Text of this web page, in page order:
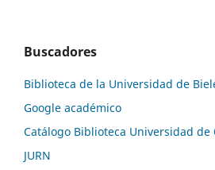
Buscadores
Biblioteca de la Universidad de
Google académico
Catálogo Biblioteca Universidad de
JURN